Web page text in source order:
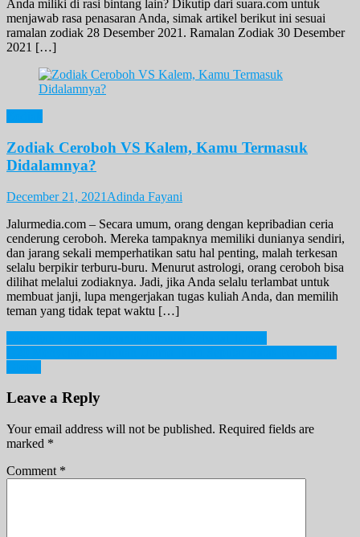
Anda miliki di rasi bintang lain? Dikutip dari suara.com untuk
menjawab rasa penasaran Anda, simak artikel berikut ini sesuai
ramalan zodiak 28 Desember 2021. Ramalan Zodiak 30 Desember
2021 […]
Zodiak Ceroboh VS Kalem, Kamu Termasuk
Didalamnya?
December 21, 2021 Adinda Fayani
Jalurmedia.com – Secara umum, orang dengan kepribadian ceria
cenderung ceroboh. Mereka tampaknya memiliki dunianya sendiri,
dan jarang sekali memperhatikan satu hal penting, malah terkesan
selalu berpikir terburu-buru. Menurut astrologi, orang ceroboh bisa
dilihat melalui zodiaknya. Jadi, jika Anda selalu terlambat untuk
membuat janji, lupa mengerjakan tugas kuliah Anda, dan memilih
teman yang tidak tepat waktu […]
Post
navigation
Leave a Reply
Your email address will not be published. Required fields are
marked *
Comment *